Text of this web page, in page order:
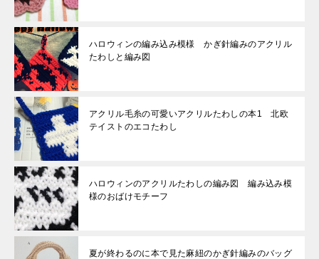
ハロウィンの編み込み模様 かぎ針編みのアクリル
たわしと編み図
アクリル毛糸の可愛いアクリルたわしの本1 北欧
テイストのエコたわし
ハロウィンのアクリルたわしの編み図 編み込み模
様のおばけモチーフ
夏が終わるのに本で見た麻紐のかぎ針編みのバッグ